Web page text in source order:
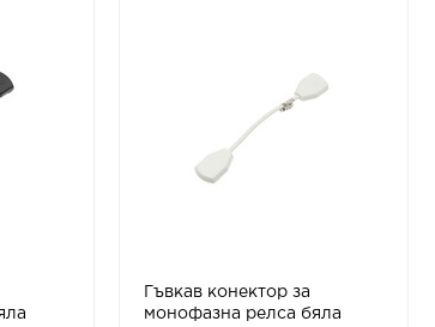
Гъвкав конектор за
монофазна релса бяла